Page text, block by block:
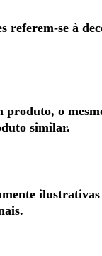
referem-se à
produto, o
similar.